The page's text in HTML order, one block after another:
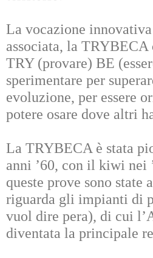
La vocazione
associata, la TRYBECA
TRY (provare) BE
sperimentare per
evoluzione, per essere
potere osare dove altri
La TRYBECA è stata
anni ’60, con il kiwi nei
queste prove sono
riguarda gli impianti di
vuol dire pera), di cui
diventata la principale